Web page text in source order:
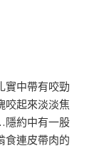
實中帶有咬勁
咬起來淡淡焦
隱約中有一股
食連皮帶肉的